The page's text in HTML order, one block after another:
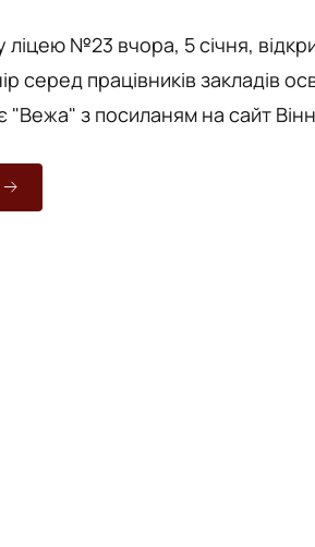
ліцею №23 вчора, 5 січня,
серед працівників закладів
"Вежа" з посиланям на сайт
внесок, а зібрані кошти
запитів військових. Йдеться, що частина